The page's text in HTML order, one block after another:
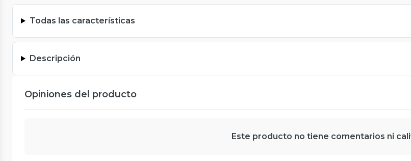
Todas las características
Descripción
Opiniones del producto
Este producto no tiene comentarios ni